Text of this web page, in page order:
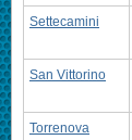
Settecamini
San Vittorino
Torrenova